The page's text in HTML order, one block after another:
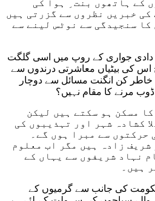
کے ہاتھوں بنت ِ ہوا کی
کی خبریں نظروں سے گزرتی ہیں
کا سنجیدگی سے نوٹس لینے سے
دادی جواری کے روپ میں اسی گلگت
اس کی بیٹیاں معاشرتی درندوں سے
خاطر کن انگنت مسائل سے دوچار
مرنے کا مقام نہیں؟
کا مسکن ہو سکتے ہیں لیکن
کشادہ شہر اور تہذیبوں کی
حرکتوں سے مبرا ہوں گے۔
زادہ ہیں مگر اب معلوم
نہاد شریفوں سے یہاں کے
ہیں۔
کی جانب سے گرمیوں کے